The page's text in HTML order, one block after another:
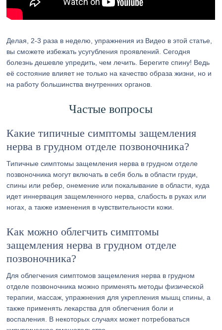
Делая, 2-3 раза в неделю, упражнения из Видео в этой статье,
вы сможете избежать усугубления проявлений. Сегодня
болезнь дешевле упредить, чем лечить. Берегите спину! Ведь
её состояние влияет не только на качество образа жизни, но и
на работу большинства внутренних органов.
Частые вопросы
Какие типичные симптомы защемления
нерва в грудном отделе позвоночника?
Типичные симптомы защемления нерва в грудном отделе
позвоночника могут включать в себя боль в области груди,
спины или ребер, онемение или покалывание в области, куда
идет иннервация защемленного нерва, слабость в руках или
ногах, а также изменения в чувствительности кожи.
Как можно облегчить симптомы
защемления нерва в грудном отделе
позвоночника?
Для облегчения симптомов защемления нерва в грудном
отделе позвоночника можно применять методы физической
терапии, массаж, упражнения для укрепления мышц спины, а
также применять лекарства для облегчения боли и
воспаления. В некоторых случаях может потребоваться